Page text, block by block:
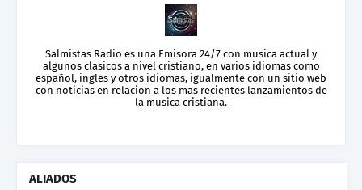
Salmistas Radio es una Emisora 24/7 con musica actual y
algunos clasicos a nivel cristiano, en varios idiomas como
español, ingles y otros idiomas, igualmente con un sitio web
con noticias en relacion a los mas recientes lanzamientos de
la musica cristiana.
ALIADOS